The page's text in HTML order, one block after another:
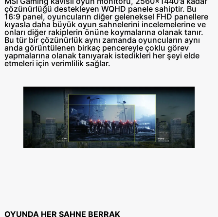
çözünürlüğü destekleyen WQHD panele sahiptir. Bu
16:9 panel, oyuncuların diğer geleneksel FHD panellere
kıyasla daha büyük oyun sahnelerini incelemelerine ve
onları diğer rakiplerin önüne koymalarına olanak tanır.
Bu tür bir çözünürlük aynı zamanda oyuncuların aynı
anda görüntülenen birkaç pencereyle çoklu görev
yapmalarına olanak tanıyarak istedikleri her şeyi elde
etmeleri için verimlilik sağlar.
OYUNDA HER SAHNE BERRAK